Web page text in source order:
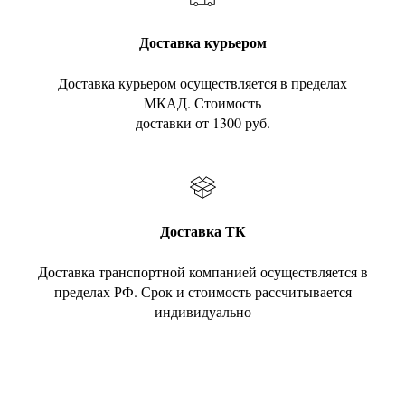
Доставка курьером
Доставка курьером осуществляется в пределах
МКАД. Стоимость
доставки от 1300 руб.
Доставка ТК
Доставка транспортной компанией осуществляется в
пределах РФ. Срок и стоимость рассчитывается
индивидуально